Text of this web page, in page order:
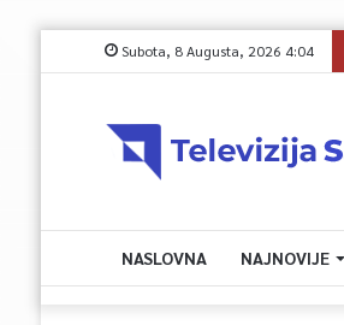
Subota, 8 Augusta, 2026 4:04
NASLOVNA NAJNOVIJE